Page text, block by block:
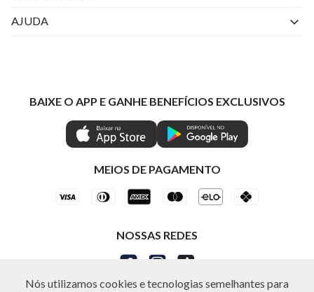
Nós utilizamos cookies e tecnologias semelhantes para
Painel de Privacidade
Gestão de Preferências
Livelo
IND CASHBACK
AJUDA
Trocas e Devoluções
Regulamentos
Seja Um Revendedor
Shop by WhatsApp Individual
BAIXE O APP E GANHE BENEFÍCIOS EXCLUSIVOS
MEIOS DE PAGAMENTO
NOSSAS REDES